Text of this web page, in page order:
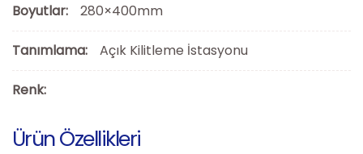
Boyutlar: 280×400mm
Tanımlama: Açık Kilitleme İstasyonu
Renk:
Ürün Özellikleri